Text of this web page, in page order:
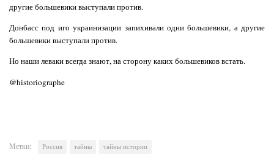
другие большевики выступали против.
Донбасс под иго украинизации запихивали одни большевики, а другие
большевики выступали против.
Но наши леваки всегда знают, на сторону каких большевиков встать.
@historiographe
Метки: Россия тайны тайны истории